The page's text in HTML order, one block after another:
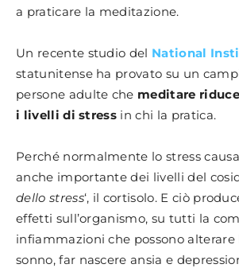
a praticare la meditazione.
Un recente studio del National
statunitense ha provato su un
persone adulte che meditare
i livelli di stress in chi la pratica.
Perché normalmente lo stress
anche importante dei livelli del
dello stress‘, il cortisolo. E ciò
effetti sull’organismo, su tutti la
infiammazioni che possono
sonno, far nascere ansia e